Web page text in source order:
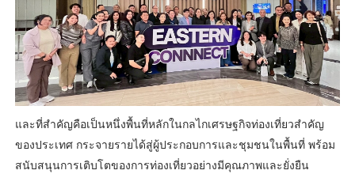
และที่สำคัญคือเป็นหนึ่งพื้นที่หลักในกลไกเศรษฐกิจท่องเที่ยวสำคัญ
ของประเทศ กระจายรายได้สู่ผู้ประกอบการและชุมชนในพื้นที่ พร้อม
สนับสนุนการเติบโตของการท่องเที่ยวอย่างมีคุณภาพและยั่งยืน